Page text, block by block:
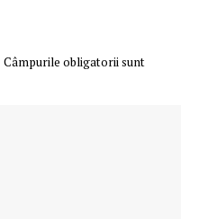
Câmpurile obligatorii sunt